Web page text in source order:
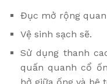
Đục mở rộng
Vệ sinh sạch sẽ.
Sử dụng thanh
quấn quanh cổ
hở giữa ống và bê